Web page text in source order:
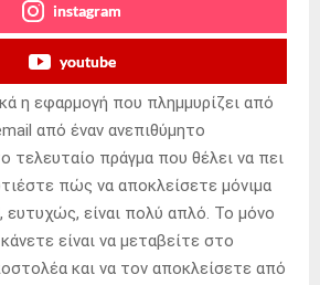
instagram
youtube
η εφαρμογή που πλημμυρίζει από
από έναν ανεπιθύμητο
τελευταίο πράγμα που θέλει να πει
πώς να αποκλείσετε μόνιμα
ευτυχώς, είναι πολύ απλό. Το μόνο
είναι να μεταβείτε στο
και να τον αποκλείσετε από